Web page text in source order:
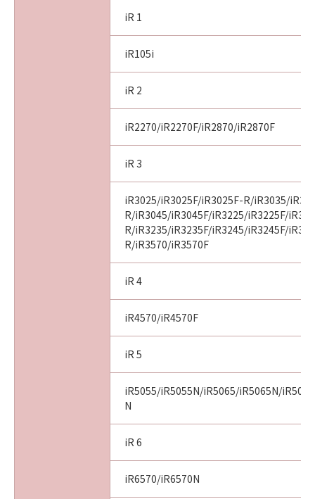
iR 1
iR105i
iR 2
iR2270/iR2270F/iR2870/iR2870F
iR 3
iR3025/iR3025F/iR3025F-R/iR3035/
R/iR3045/iR3045F/iR3225/iR3225F/
R/iR3235/iR3235F/iR3245/iR3245F/
R/iR3570/iR3570F
iR 4
iR4570/iR4570F
iR 5
iR5055/iR5055N/iR5065/iR5065N/
N
iR 6
iR6570/iR6570N